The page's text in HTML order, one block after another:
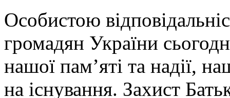
Особистою
громадян України
нашої пам’яті та надії,
на існування. Захист